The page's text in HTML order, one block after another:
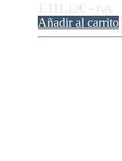
1.111, 12€ + IVA
Añadir al carrito